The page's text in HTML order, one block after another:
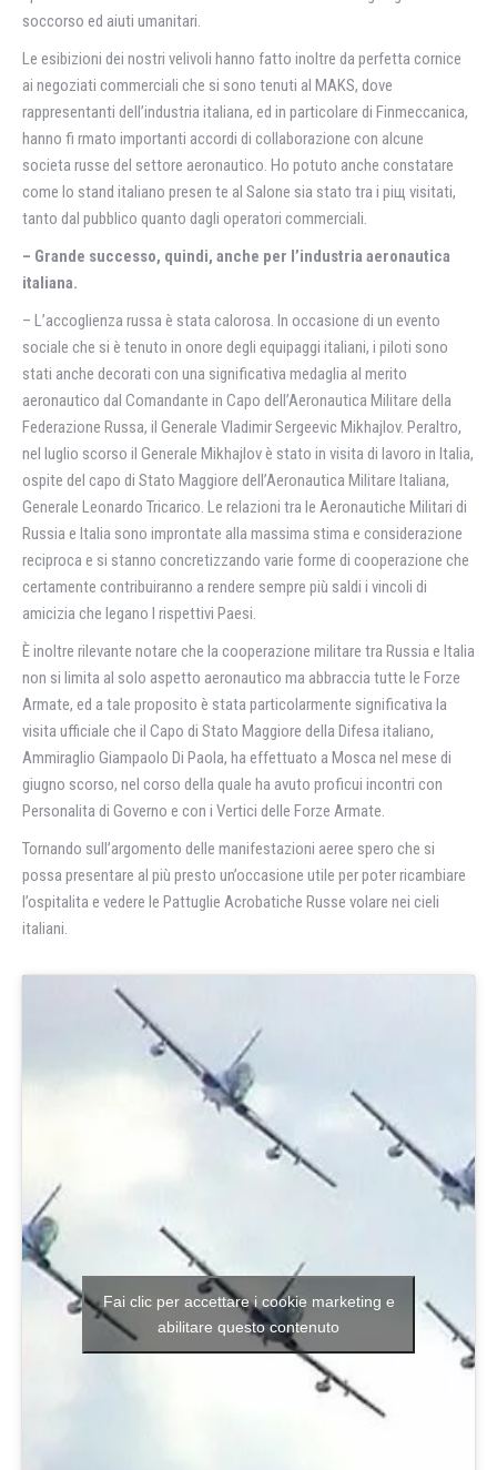
soccorso ed aiuti umanitari.
Le esibizioni dei nostri velivoli hanno fatto inoltre da perfetta cornice
ai negoziati commerciali che si sono tenuti al MAKS, dove
rappresentanti dell’industria italiana, ed in particolare di Finmeccanica,
hanno fi rmato importanti accordi di collaborazione con alcune
societа russe del settore aeronautico. Ho potuto anche constatare
come lo stand italiano presen te al Salone sia stato tra i piщ visitati,
tanto dal pubblico quanto dagli operatori commerciali.
– Grande successo, quindi, anche per l’industria aeronautica
italiana.
– L’accoglienza russa è stata calorosa. In occasione di un evento
sociale che si è tenuto in onore degli equipaggi italiani, i piloti sono
stati anche decorati con una significativa medaglia al merito
aeronautico dal Comandante in Capo dell’Aeronautica Militare della
Federazione Russa, il Generale Vladimir Sergeevic Mikhajlov. Peraltro,
nel luglio scorso il Generale Mikhajlov è stato in visita di lavoro in Italia,
ospite del capo di Stato Maggiore dell’Aeronautica Militare Italiana,
Generale Leonardo Tricarico. Le relazioni tra le Aeronautiche Militari di
Russia e Italia sono improntate alla massima stima e considerazione
reciproca e si stanno concretizzando varie forme di cooperazione che
certamente contribuiranno a rendere sempre più saldi i vincoli di
amicizia che legano I rispettivi Paesi.
È inoltre rilevante notare che la cooperazione militare tra Russia e Italia
non si limita al solo aspetto aeronautico ma abbraccia tutte le Forze
Armate, ed a tale proposito è stata particolarmente significativa la
visita ufficiale che il Capo di Stato Maggiore della Difesa italiano,
Ammiraglio Giampaolo Di Paola, ha effettuato a Mosca nel mese di
giugno scorso, nel corso della quale ha avuto proficui incontri con
Personalitа di Governo e con i Vertici delle Forze Armate.
Tornando sull’argomento delle manifestazioni aeree spero che si
possa presentare al più presto un’occasione utile per poter ricambiare
l’ospitalitа e vedere le Pattuglie Acrobatiche Russe volare nei cieli
italiani.
Fai clic per accettare i cookie marketing e
abilitare questo contenuto